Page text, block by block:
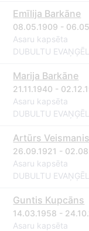
Emīlija Barkāne
08.05.1909 -
Asaru kapsēta
DUBULTU
Marija Barkāne
21.11.1940 -
Asaru kapsēta
DUBULTU
Artūrs Veismanis
26.09.1921 -
Asaru kapsēta
DUBULTU
Guntis Kupcāns
14.03.1958 -
Asaru kapsēta